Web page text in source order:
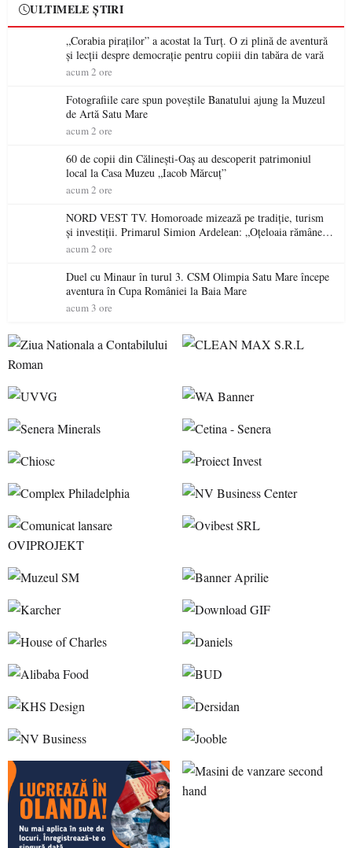
ULTIMELE ȘTIRI
„Corabia piraților” a acostat la Turț. O zi plină de aventură
și lecții despre democrație pentru copiii din tabăra de vară
acum 2 ore
Fotografiile care spun poveștile Banatului ajung la Muzeul
de Artă Satu Mare
acum 2 ore
60 de copii din Călinești-Oaș au descoperit patrimoniul
local la Casa Muzeu „Iacob Mărcuț”
acum 2 ore
NORD VEST TV. Homoroade mizează pe tradiție, turism
și investiții. Primarul Simion Ardelean: „Oțeloaia rămâne
un brand al Codrului”
acum 2 ore
Duel cu Minaur în turul 3. CSM Olimpia Satu Mare începe
aventura în Cupa României la Baia Mare
acum 3 ore